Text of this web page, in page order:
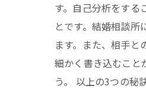
す。自己分析をする
とです。結婚相談
ます。また、相手
細かく書き込むこと
う。 以上の3つの秘